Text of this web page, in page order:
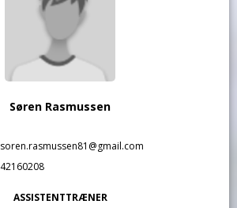
Søren Rasmussen
soren.rasmussen81@gmail.com
42160208
ASSISTENTTRÆNER